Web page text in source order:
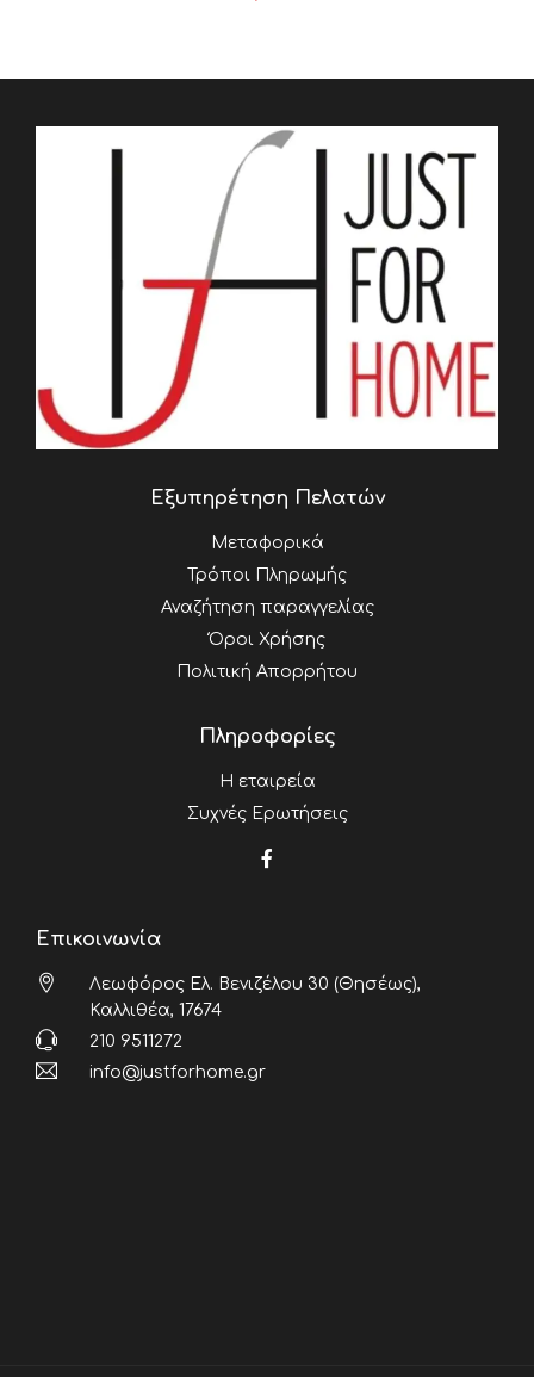
Εξυπηρέτηση Πελατών
Μεταφορικά
Τρόποι Πληρωμής
Αναζήτηση παραγγελίας
Όροι Χρήσης
Πολιτική Απορρήτου
Πληροφορίες
Η εταιρεία
Συχνές Ερωτήσεις
Επικοινωνία
Λεωφόρος Ελ. Βενιζέλου 30 (Θησέως),
Καλλιθέα, 17674
210 9511272
info@justforhome.gr